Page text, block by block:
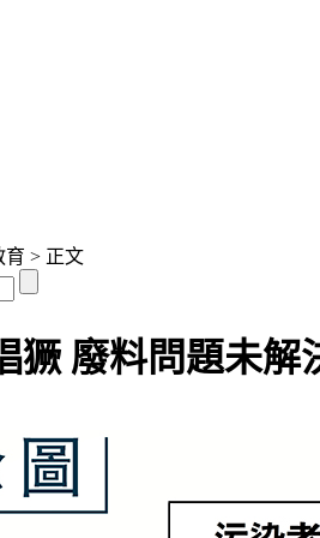
育 > 正文
獗 廢料問題未解